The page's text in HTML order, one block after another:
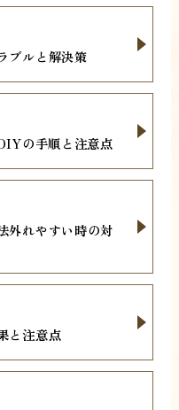
ブルと解決策
の手順と注意点
外れやすい時の対
と注意点